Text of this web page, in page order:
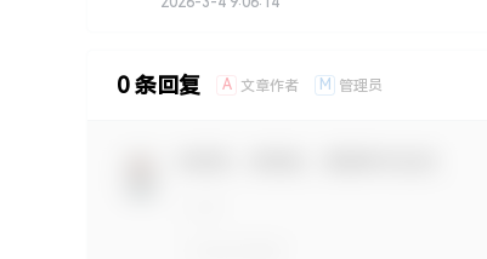
0 条回复 A 文章作者 M 管理员